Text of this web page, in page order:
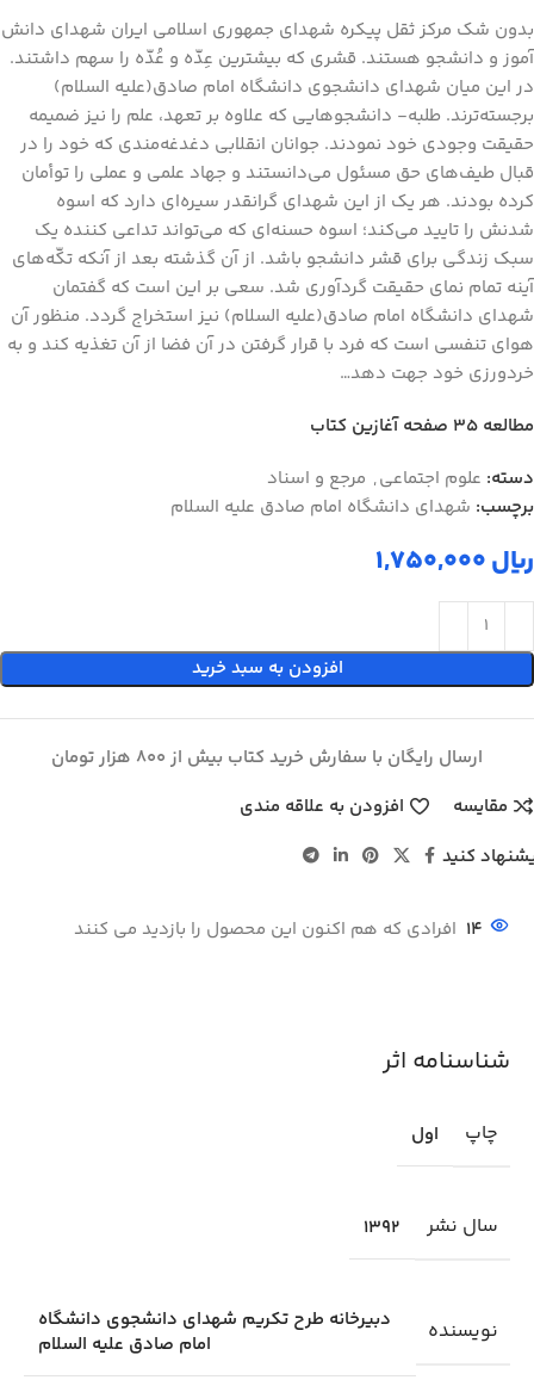
بدون شک مرکز ثقل پیکره شهدای جمهوری اسلامی ایران شهدای دانش
آموز و دانشجو هستند. قشری که بیشترین عِدّه و عُدّه را سهم داشتند.
در این میان شهدای دانشجو‌ی دانشگاه امام صادق(علیه السلام)
برجسته‌ترند. طلبه- دانشجو‌هایی که علاوه بر تعهد، علم را نیز ضمیمه
حقیقت وجودی خود نمودند. جوانان انقلابی دغدغه‌مندی که خود را در
قبال طیف‌های حق مسئول می‌دانستند و جهاد علمی و عملی را توأمان
کرده بودند. هر یک از این شهدای گرانقدر سیره‌ای دارد که اسوه
شدنش را تایید می‌کند؛ اسوه حسنه‌ای که می‌تواند تداعی کننده یک
سبک زندگی برای قشر دانشجو باشد. از آن گذشته بعد از آنکه تکّه‌های
آینه تمام نمای حقیقت گردآوری شد. سعی بر این است که گفتمان
شهدای دانشگاه امام صادق(علیه السلام) نیز استخراج گردد. منظور آن
هوای تنفسی است که فرد با قرار گرفتن در آن فضا از آن تغذیه کند و به
خردورزی خود جهت دهد…
مطالعه ۳۵ صفحه آغازین کتاب
دسته: علوم اجتماعی, مرجع و اسناد
برچسب: شهدای دانشگاه امام صادق علیه السلام
ریال
افزودن به سبد خرید
ارسال رایگان با سفارش خرید کتاب بیش از 800 هزار تومان
مقایسه
افزودن به علاقه مندی
کنید
14 افرادی که هم اکنون این محصول را بازدید می کنند
شناسنامه اثر
چاپ اول
سال نشر 1392
نویسنده
دبیرخانه طرح تکریم شهدای دانشجوی دانشگاه
امام صادق علیه السلام